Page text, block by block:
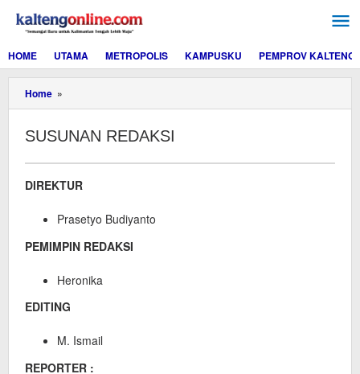
konten
HOME
UTAMA METROPOLIS KAMPUSKU PEMPROV KALTENG
Home »
REDAKSI
SUSUNAN REDAKSI
31
oleh
Editor
DIREKTUR
Prasetyo Budiyanto
PEMIMPIN REDAKSI
Heronika
EDITING
M. Ismail
REPORTER :